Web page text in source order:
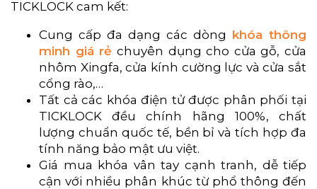
TICKLOCK cam kết:
Cung cấp đa dạng các dòng khóa thông
minh giá rẻ chuyên dụng cho cửa gỗ, cửa
nhôm Xingfa, cửa kính cường lực và cửa sắt
cổng rào,…
Tất cả các khóa điện tử được phân phối tại
TICKLOCK đều chính hãng 100%, chất
lượng chuẩn quốc tế, bền bỉ và tích hợp đa
tính năng bảo mật ưu việt.
Giá mua khóa vân tay cạnh tranh, dễ tiếp
cận với nhiều phân khúc từ phổ thông đến